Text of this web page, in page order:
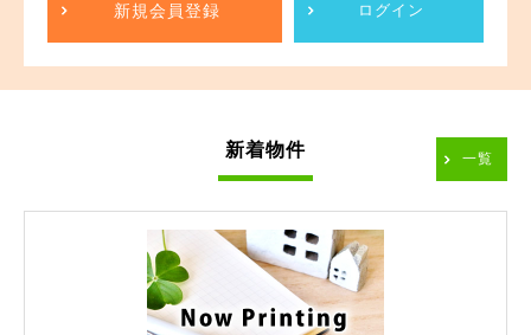
新規会員登録 ログイン
新着物件 一覧